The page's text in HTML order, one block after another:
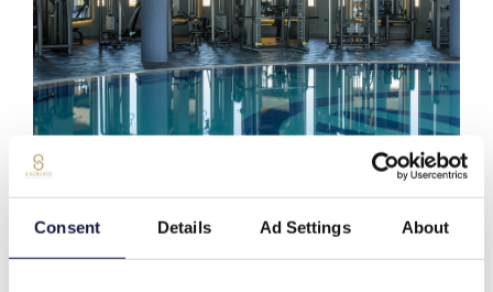
Consent Details Ad Settings About